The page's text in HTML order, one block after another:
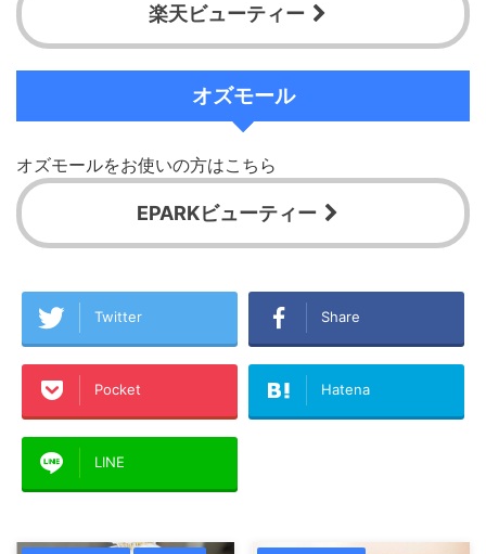
楽天ビューティー
オズモール
オズモールをお使いの方はこちら
EPARKビューティー
Twitter Share
Pocket Hatena
LINE